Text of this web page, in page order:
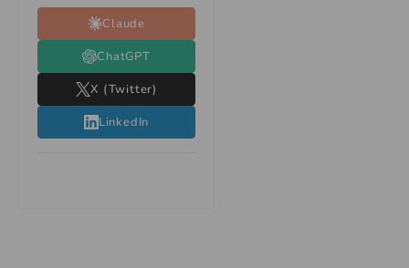
Claude
ChatGPT
X (Twitter)
LinkedIn